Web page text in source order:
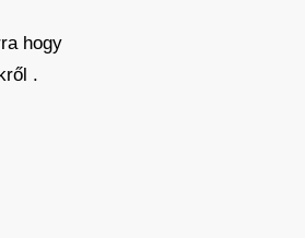
hogy
.